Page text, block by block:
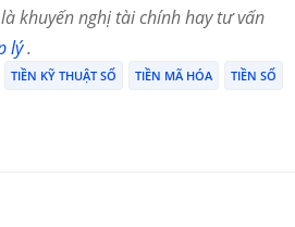
khuyến nghị tài chính hay tư vấn
lý.
TIỀN KỸ THUẬT SỐ TIỀN MÃ HÓA TIỀN SỐ